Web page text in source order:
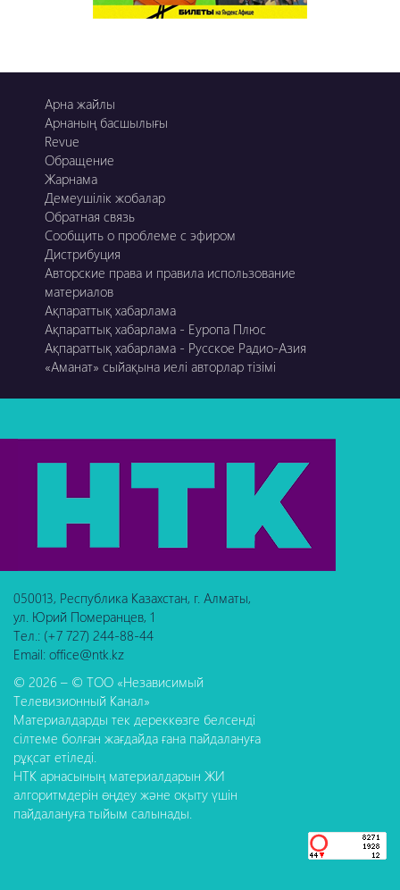
Арна жайлы
Арнаның басшылығы
Revue
Обращение
Жарнама
Демеушілік жобалар
Обратная связь
Сообщить о проблеме с эфиром
Дистрибуция
Авторские права и правила использование
материалов
Ақпараттық хабарлама
Ақпараттық хабарлама - Еуропа Плюс
Ақпараттық хабарлама - Русское Радио-Азия
«Аманат» сыйақына иелі авторлар тізімі
050013, Республика Казахстан, г. Алматы,
ул. Юрий Померанцев, 1
Тел.: (+7 727) 244-88-44
Email: office@ntk.kz
© 2026 – © ТОО «Независимый
Телевизионный Канал»
Материалдарды тек дереккөзге белсенді
сілтеме болған жағдайда ғана пайдалануға
рұқсат етіледі.
НТК арнасының материалдарын ЖИ
алгоритмдерін өңдеу және оқыту үшін
пайдалануға тыйым салынады.